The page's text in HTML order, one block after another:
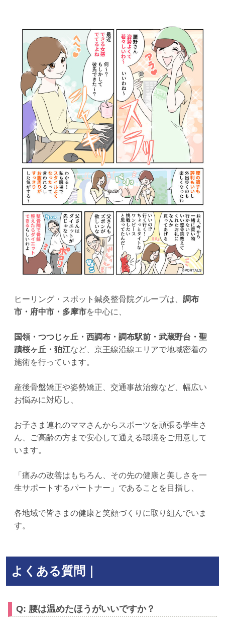
ヒーリング・スポット鍼灸整骨院グループは、 調布
市・府中市・多摩市を中心に、
国領・つつじヶ丘・西調布・調布駅前・武蔵野台・聖
蹟桜ヶ丘・狛江など、京王線沿線エリアで地域密着の
施術を行っています。
産後骨盤矯正や姿勢矯正、交通事故治療など、幅広い
お悩みに対応し、
お子さま連れのママさんからスポーツを頑張る学生さ
ん、ご高齢の方まで安心して通える環境をご用意して
います。
「痛みの改善はもちろん、その先の健康と美しさを一
生サポートするパートナー」であることを目指し、
各地域で皆さまの健康と笑顔づくりに取り組んでいま
す。
よくある質問｜
Q: 腰は温めたほうがいいですか？